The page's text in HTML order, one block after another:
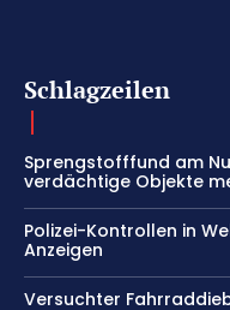
Schlagzeilen
Sprengstofffund am
verdächtige Objekte
Polizei-Kontrollen in
Anzeigen
Versuchter